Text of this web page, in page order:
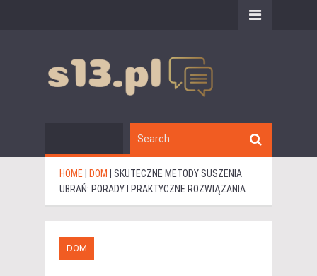
HOME DOM
SKUTECZNE METODY SUSZENIA
UBRAŃ: PORADY I PRAKTYCZNE ROZWIĄZANIA
DOM